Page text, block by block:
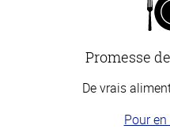
Promesse
De vrais
Pour